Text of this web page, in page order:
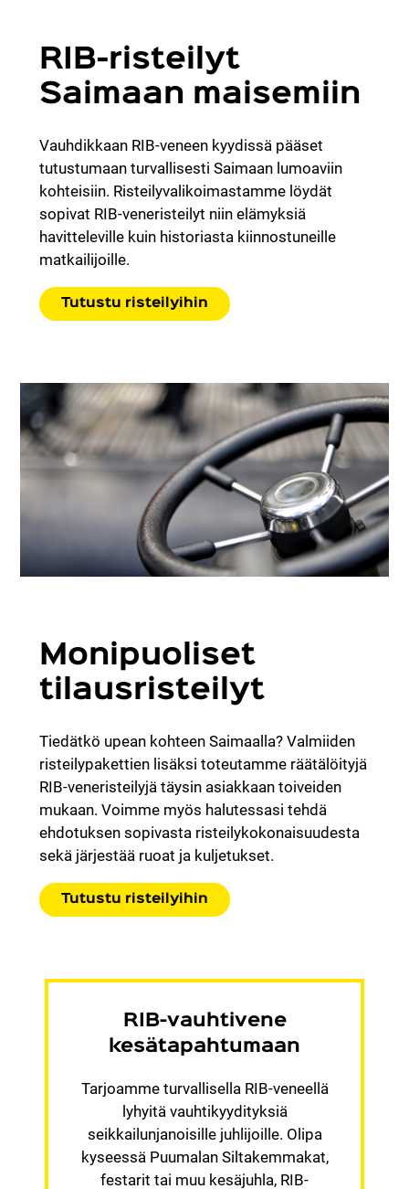
RIB-risteilyt
Saimaan maisemiin
Vauhdikkaan RIB-veneen kyydissä pääset
tutustumaan turvallisesti Saimaan lumoaviin
kohteisiin. Risteilyvalikoimastamme löydät
sopivat RIB-veneristeilyt niin elämyksiä
havitteleville kuin historiasta kiinnostuneille
matkailijoille.
Tutustu risteilyihin
Monipuoliset
tilausristeilyt
Tiedätkö upean kohteen Saimaalla? Valmiiden
risteilypakettien lisäksi toteutamme räätälöityjä
RIB-veneristeilyjä täysin asiakkaan toiveiden
mukaan. Voimme myös halutessasi tehdä
ehdotuksen sopivasta risteilykokonaisuudesta
sekä järjestää ruoat ja kuljetukset.
Tutustu risteilyihin
RIB-vauhtivene
kesätapahtumaan
Tarjoamme turvallisella RIB-veneellä
lyhyitä vauhtikyydityksiä
seikkailunjanoisille juhlijoille. Olipa
kyseessä Puumalan Siltakemmakat,
festarit tai muu kesäjuhla, RIB-